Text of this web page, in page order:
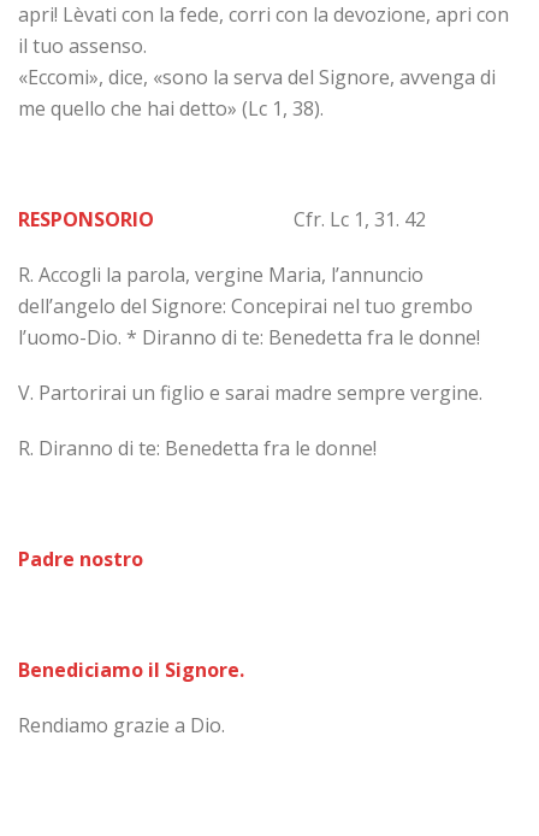
apri! Lèvati con la fede, corri con la devozione, apri con
il tuo assenso.
«Eccomi», dice, «sono la serva del Signore, avvenga di
me quello che hai detto» (Lc 1, 38).
RESPONSORIO Cfr. Lc 1, 31. 42
R. Accogli la parola, vergine Maria, l’annuncio
dell’angelo del Signore: Concepirai nel tuo grembo
l’uomo-Dio. * Diranno di te: Benedetta fra le donne!
V. Partorirai un figlio e sarai madre sempre vergine.
R. Diranno di te: Benedetta fra le donne!
Padre nostro
Benediciamo il Signore.
Rendiamo grazie a Dio.